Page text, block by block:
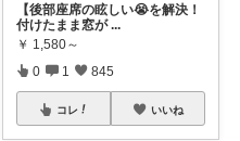
【後部座席の眩しい😭を解決！
付けたまま窓が ...
￥ 1,580～
0 1 845
コレ いいね